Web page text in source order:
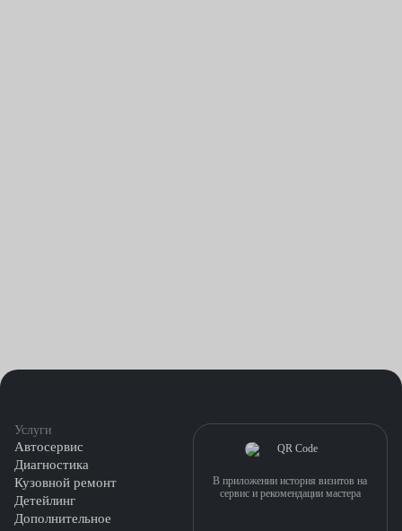
Услуги
Автосервис
Диагностика
Кузовной ремонт
Детейлинг
Дополнительное
В приложении история визитов на
сервис и рекомендации мастера